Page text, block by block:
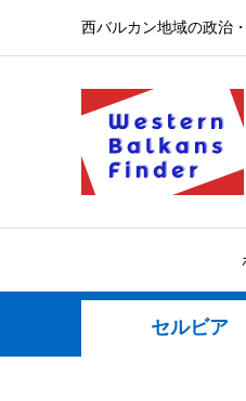
西バルカン地域の政治
セルビア